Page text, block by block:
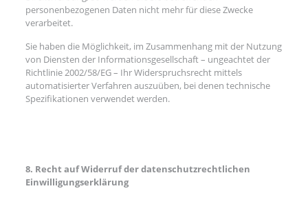
personenbezogenen Daten nicht mehr für diese Zwecke
verarbeitet.
Sie haben die Möglichkeit, im Zusammenhang mit der Nutzung
von Diensten der Informationsgesellschaft – ungeachtet der
Richtlinie 2002/58/EG – Ihr Widerspruchsrecht mittels
automatisierter Verfahren auszuüben, bei denen technische
Spezifikationen verwendet werden.
8. Recht auf Widerruf der datenschutzrechtlichen
Einwilligungserklärung